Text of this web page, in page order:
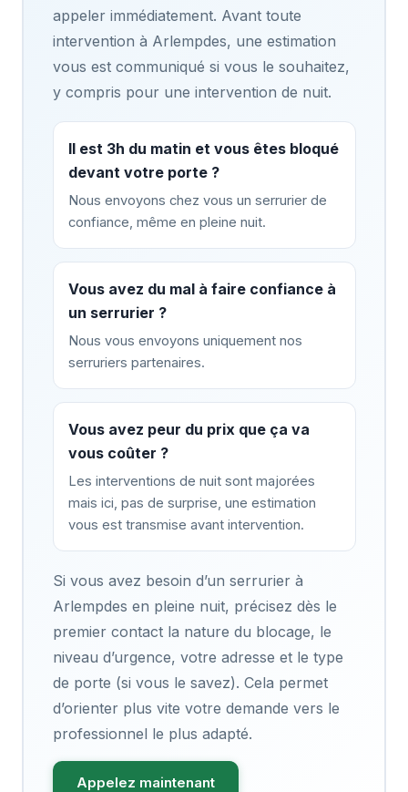
appeler immédiatement. Avant toute
intervention à Arlempdes, une estimation
vous est communiqué si vous le souhaitez,
y compris pour une intervention de nuit.
Il est 3h du matin et vous êtes bloqué
devant votre porte ?
Nous envoyons chez vous un serrurier de
confiance, même en pleine nuit.
Vous avez du mal à faire confiance à
un serrurier ?
Nous vous envoyons uniquement nos
serruriers partenaires.
Vous avez peur du prix que ça va
vous coûter ?
Les interventions de nuit sont majorées
mais ici, pas de surprise, une estimation
vous est transmise avant intervention.
Si vous avez besoin d’un serrurier à
Arlempdes en pleine nuit, précisez dès le
premier contact la nature du blocage, le
niveau d’urgence, votre adresse et le type
de porte (si vous le savez). Cela permet
d’orienter plus vite votre demande vers le
professionnel le plus adapté.
Appelez maintenant